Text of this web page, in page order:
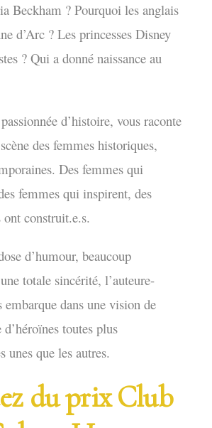
Beckham ? Pourquoi les anglais
d’Arc ? Les princesses Disney
? Qui a donné naissance au
d’histoire, vous raconte
des femmes historiques,
Des femmes qui
femmes qui inspirent, des
construit.e.s.
d’humour, beaucoup
totale sincérité, l’auteure-
embarque dans une vision de
toutes plus
unes que les autres.
du prix Club